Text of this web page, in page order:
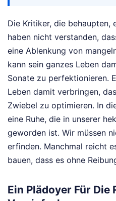
Die Kritiker, die behaupten,
haben nicht verstanden,
eine Ablenkung von
kann sein ganzes Leben
Sonate zu perfektionieren.
Leben damit verbringen,
Zwiebel zu optimieren. In
eine Ruhe, die in unserer
geworden ist. Wir müssen
erfinden. Manchmal reicht
bauen, dass es ohne
Ein Plädoyer Für Die